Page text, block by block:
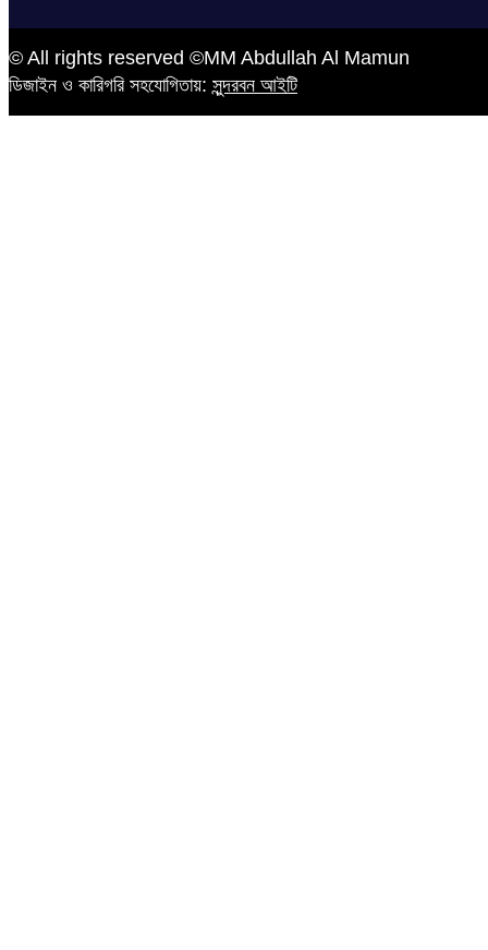
© All rights reserved ©MM Abdullah Al Mamun
ডিজাইন ও কারিগরি সহযোগিতায়: সুন্দরবন আইটি